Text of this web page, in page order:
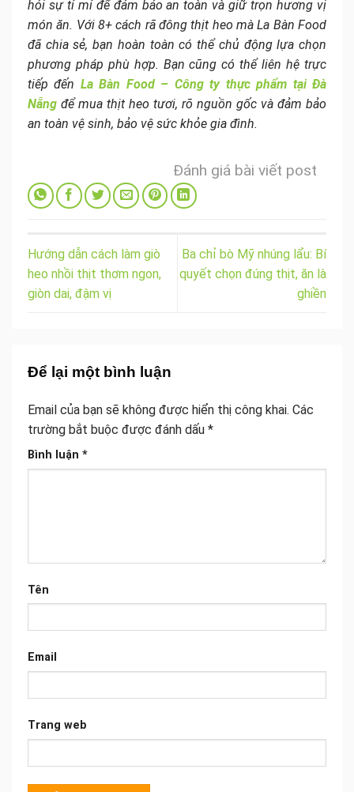
hỏi sự tỉ mỉ để đảm bảo an toàn và giữ trọn hương vị
món ăn. Với 8+ cách rã đông thịt heo mà La Bàn Food
đã chia sẻ, bạn hoàn toàn có thể chủ động lựa chọn
phương pháp phù hợp. Bạn cũng có thể liên hệ trực
tiếp đến La Bàn Food – Công ty thực phẩm tại Đà
Nẵng để mua thịt heo tươi, rõ nguồn gốc và đảm bảo
an toàn vệ sinh, bảo vệ sức khỏe gia đình.
Đánh giá bài viết post
Hướng dẫn cách làm giò
heo nhồi thịt thơm ngon,
giòn dai, đậm vị
Ba chỉ bò Mỹ nhúng lẩu: Bí
quyết chọn đúng thịt, ăn là
ghiền
Để lại một bình luận
Email của bạn sẽ không được hiển thị công khai. Các
trường bắt buộc được đánh dấu *
Bình luận *
Tên
Email
Trang web